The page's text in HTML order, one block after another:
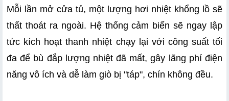
Mỗi lần mở cửa tủ, một lượng hơi nhiệt khổng lồ sẽ
thất thoát ra ngoài. Hệ thống cảm biến sẽ ngay lập
tức kích hoạt thanh nhiệt chạy lại với công suất tối
đa để bù đắp lượng nhiệt đã mất, gây lãng phí điện
năng vô ích và dễ làm giò bị "táp", chín không đều.